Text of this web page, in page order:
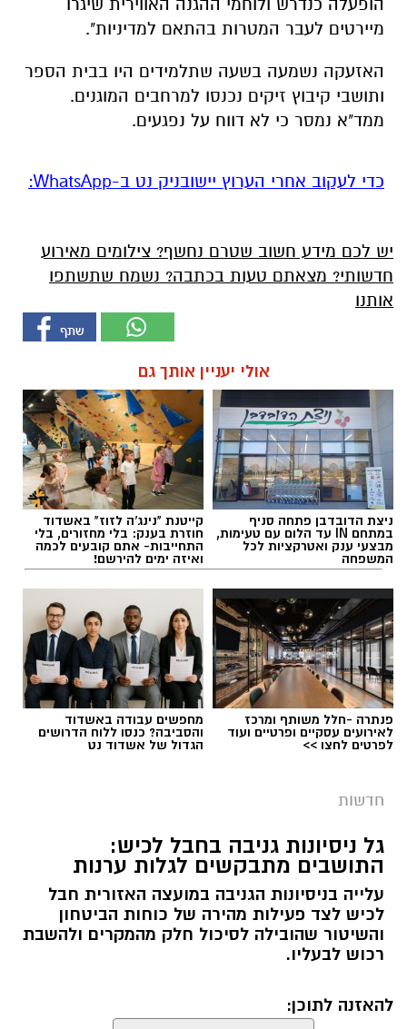
מיירטים לעבר המטרות בהתאם למדיניות".
האזעקה נשמעה בשעה שתלמידים היו בבית הספר
ותושבי קיבוץ זיקים נכנסו למרחבים המוגנים.
ממד"א נמסר כי לא דווח על נפגעים.
‏כדי לעקוב אחרי הערוץ יישובניק נט ב-WhatsApp:‏‏‏
יש לכם מידע חשוב שטרם נחשף? צילומים מאירוע
חדשותי? מצאתם טעות בכתבה? נשמח שתשתפו
אותנו
אולי יעניין אותך גם
ניצת הדובדבן פתחה סניף
במתחם IN עד הלום עם טעימות,
מבצעי ענק ואטרקציות לכל
המשפחה
קייטנת "נינג'ה לזוז" באשדוד
חוזרת בענק: בלי מחזורים, בלי
התחייבות- אתם קובעים לכמה
ואיזה ימים להירשם!
פנתרה -חלל משותף ומרכז
לאירועים עסקיים ופרטיים ועוד
לפרטים לחצו >>
מחפשים עבודה באשדוד
והסביבה? כנסו ללוח הדרושים
הגדול של אשדוד נט
חדשות
גל ניסיונות גניבה בחבל לכיש:
התושבים מתבקשים לגלות ערנות
עלייה בניסיונות הגניבה במועצה האזורית חבל
לכיש לצד פעילות מהירה של כוחות הביטחון
והשיטור שהובילה לסיכול חלק מהמקרים ולהשבת
רכוש לבעליו.
להאזנה לתוכן: